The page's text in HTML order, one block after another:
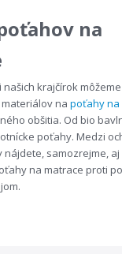
na
našich krajčírok
na poťahy na
obšitia. Od bio
poťahy. Medzi
nájdete, samozrejme,
na matrace proti